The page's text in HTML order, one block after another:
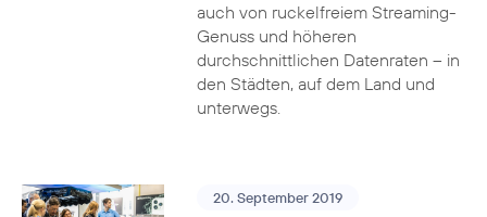
auch von ruckelfreiem Streaming-
Genuss und höheren
durchschnittlichen Datenraten – in
den Städten, auf dem Land und
unterwegs.
20. September 2019